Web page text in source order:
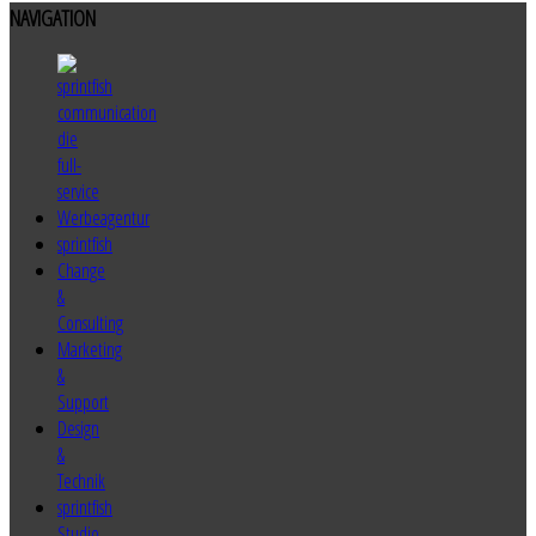
NAVIGATION
sprintfish
Change
&
Consulting
Marketing
&
Support
Design
&
Technik
sprintfish